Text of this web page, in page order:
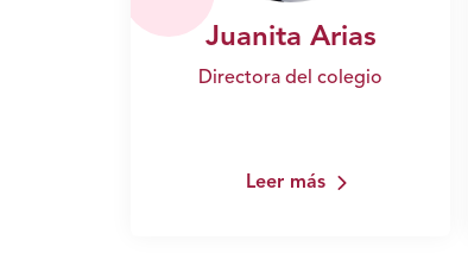
Juanita Arias
Directora del colegio
Leer más